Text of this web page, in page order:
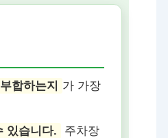
합하는지
가 가장
있습니다.
주차장